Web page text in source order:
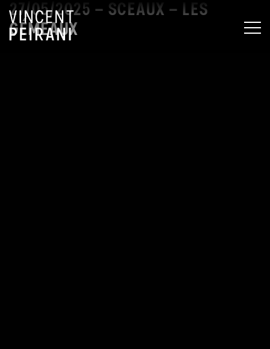
27/05/2025 – SCEAUX – LES
GÉMEAUX